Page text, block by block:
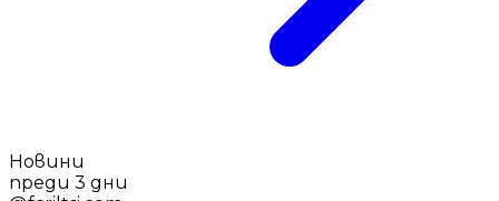
Новини
преди 3 дни